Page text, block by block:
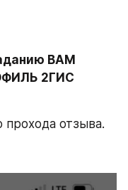
ВАМ
2ГИС
отзыва.